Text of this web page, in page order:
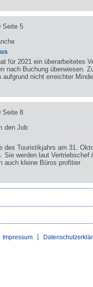
Seite 5
für 2021 ein überarbeitetes
nach Buchung überwiesen.
aufgrund nicht erreichter
Seite 8
den Job
des Touristikjahrs am 31.
Sie werden laut
auch kleine Büros profitier
Impressum